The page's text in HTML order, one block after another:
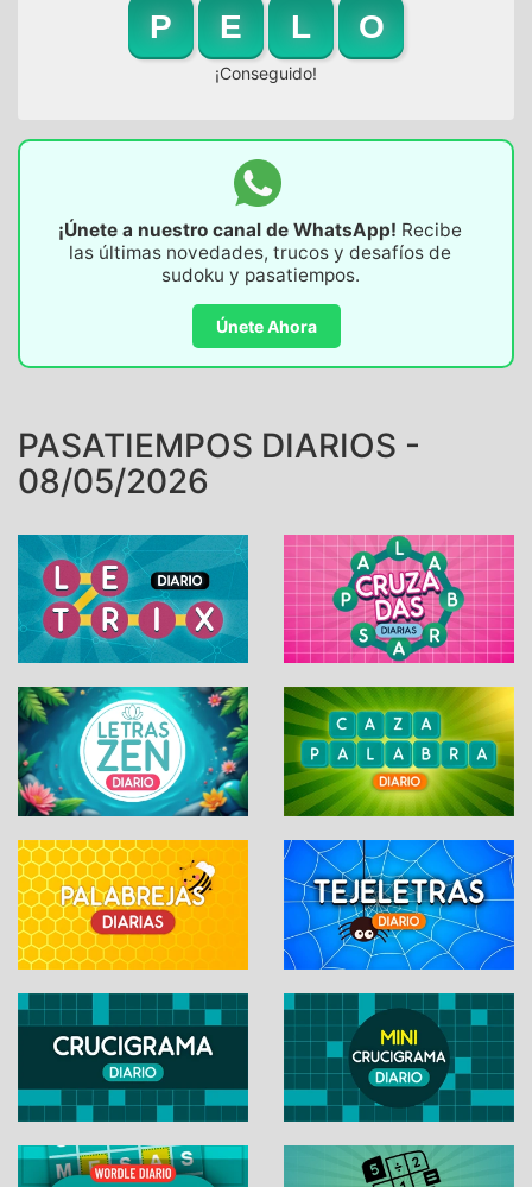
P E L O
¡Conseguido!
¡Únete a nuestro canal de WhatsApp! Recibe
las últimas novedades, trucos y desafíos de
sudoku y pasatiempos.
Únete Ahora
PASATIEMPOS DIARIOS -
08/05/2026